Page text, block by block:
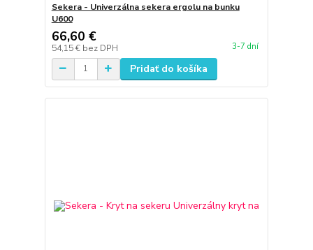
Sekera - Univerzálna sekera ergolu na bunku
U600
66,60 €
54,15 € bez DPH 3-7 dní
Pridať do košíka